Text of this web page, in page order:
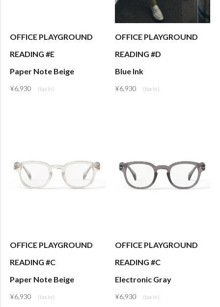
OFFICE PLAYGROUND
READING #E
Paper Note Beige
¥6,930
OFFICE PLAYGROUND
READING #D
Blue Ink
¥6,930
OFFICE PLAYGROUND
READING #C
Paper Note Beige
¥6,930
OFFICE PLAYGROUND
READING #C
Electronic Gray
¥6,930